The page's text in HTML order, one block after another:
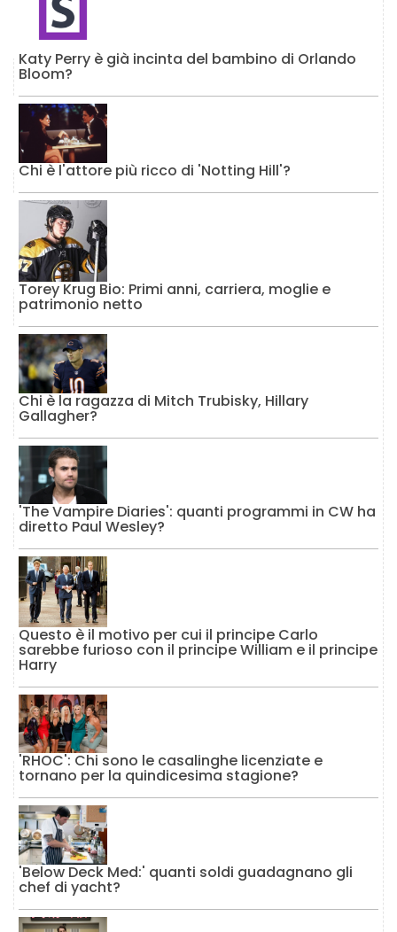
Katy Perry è già incinta del bambino di Orlando
Bloom?
Chi è l'attore più ricco di 'Notting Hill'?
Torey Krug Bio: Primi anni, carriera, moglie e
patrimonio netto
Chi è la ragazza di Mitch Trubisky, Hillary
Gallagher?
'The Vampire Diaries': quanti programmi in CW ha
diretto Paul Wesley?
Questo è il motivo per cui il principe Carlo
sarebbe furioso con il principe William e il principe
Harry
'RHOC': Chi sono le casalinghe licenziate e
tornano per la quindicesima stagione?
'Below Deck Med:' quanti soldi guadagnano gli
chef di yacht?